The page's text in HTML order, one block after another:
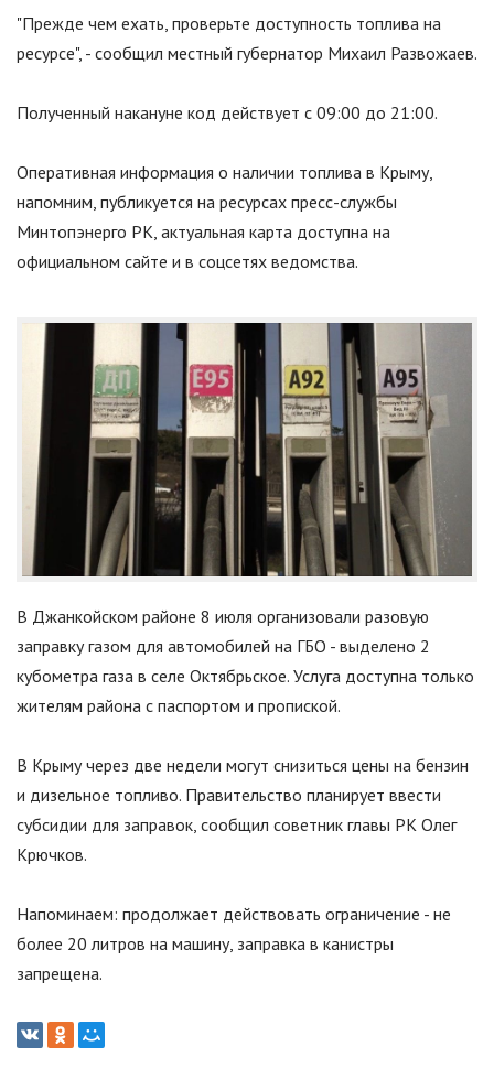
"Прежде чем ехать, проверьте доступность топлива на
ресурсе", - сообщил местный губернатор Михаил Развожаев.
Полученный накануне код действует с 09:00 до 21:00.
Оперативная информация о наличии топлива в Крыму,
напомним, публикуется на ресурсах пресс-службы
Минтопэнерго РК, актуальная карта доступна на
официальном сайте и в соцсетях ведомства.
В Джанкойском районе 8 июля организовали разовую
заправку газом для автомобилей на ГБО - выделено 2
кубометра газа в селе Октябрьское. Услуга доступна только
жителям района с паспортом и пропиской.
В Крыму через две недели могут снизиться цены на бензин
и дизельное топливо. Правительство планирует ввести
субсидии для заправок, сообщил советник главы РК Олег
Крючков.
Напоминаем: продолжает действовать ограничение - не
более 20 литров на машину, заправка в канистры
запрещена.